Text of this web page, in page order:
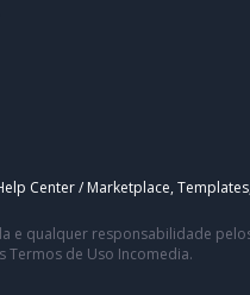
Center / Marketplace, Templates
e qualquer responsabilidade
Termos de Uso Incomedia.